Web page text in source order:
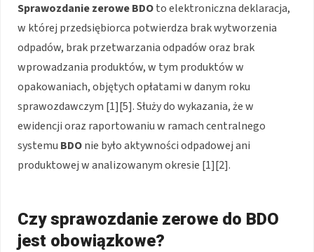
Sprawozdanie zerowe BDOto elektroniczna deklaracja,
w której przedsiębiorca potwierdza brak wytworzenia
odpadów, brak przetwarzania odpadów oraz brak
wprowadzania produktów, w tym produktów w
opakowaniach, objętych opłatami w danym roku
sprawozdawczym [1][5]. Służy do wykazania, że w
ewidencji oraz raportowaniu w ramach centralnego
systemu BDOnie było aktywności odpadowej ani
produktowej w analizowanym okresie [1][2].
Czy sprawozdanie zerowe do BDO
jest obowiązkowe?